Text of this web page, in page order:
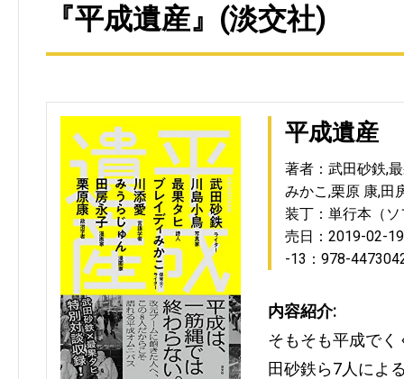
『平成遺産』(淡交社)
平成遺産
著者：武田砂鉄,
みかこ,栗原 康,田
装丁：単行本（
売日：2019-02-19
-13：978-
内容紹介:
そもそも平成で
田砂鉄ら7人によ